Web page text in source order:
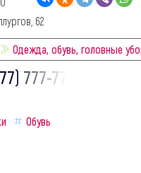
62
Одежда, обувь, головные
777-77-
Обувь